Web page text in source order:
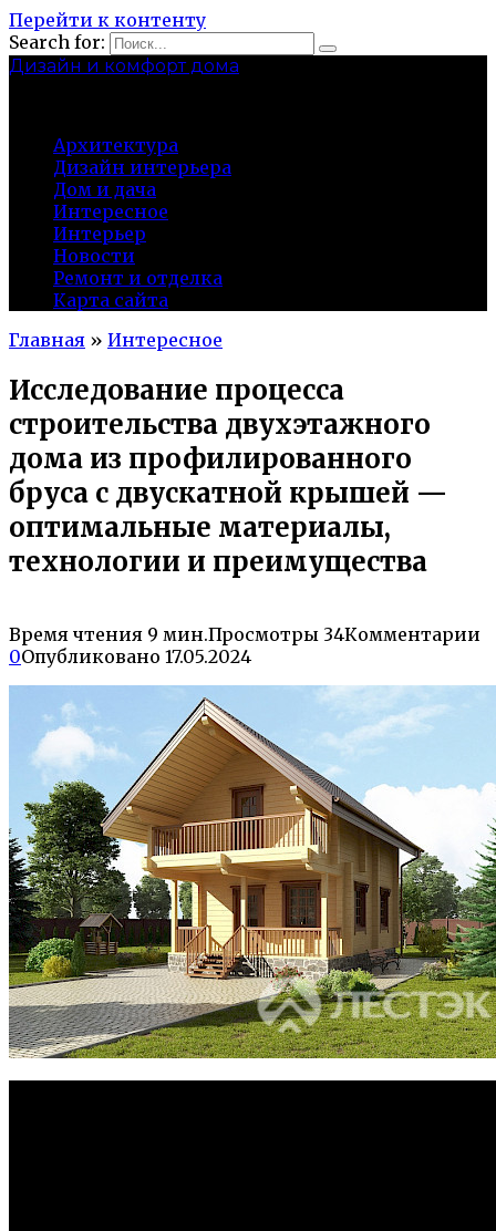
Перейти к контенту
Search for:
Дизайн и комфорт дома
Архитектура
Дизайн интерьера
Дом и дача
Интересное
Интерьер
Новости
Ремонт и отделка
Карта сайта
Главная » Интересное
Исследование процесса
строительства двухэтажного
дома из профилированного
бруса с двускатной крышей —
оптимальные материалы,
технологии и преимущества
Время чтения 9 мин.Просмотры 34Комментарии
0Опубликовано 17.05.2024